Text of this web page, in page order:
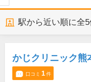
駅から近い順に全5
かじクリニック熊
口コミ 1件